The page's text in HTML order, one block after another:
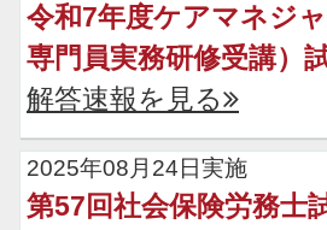
令和7年度ケアマネジ
専門員実務研修受講）
解答速報を見る
2025年08月24日実施
第57回社会保険労務士